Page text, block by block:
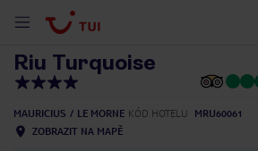
Riu Turquoise
MAURICIUS LE MORNE KÓD HOTELU
MRU60061
ZOBRAZIT NA MAPĚ